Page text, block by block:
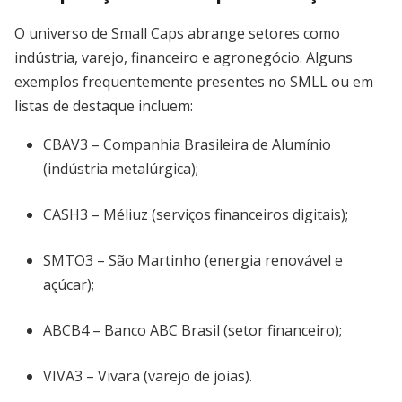
O universo de Small Caps abrange setores como
indústria, varejo, financeiro e agronegócio. Alguns
exemplos frequentemente presentes no SMLL ou em
listas de destaque incluem:
CBAV3 – Companhia Brasileira de Alumínio
(indústria metalúrgica);
CASH3 – Méliuz (serviços financeiros digitais);
SMTO3 – São Martinho (energia renovável e
açúcar);
ABCB4 – Banco ABC Brasil (setor financeiro);
VIVA3 – Vivara (varejo de joias).